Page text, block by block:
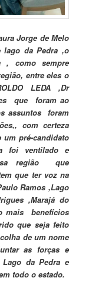
Jorge de Melo
lago da Pedra ,o
, como sempre
entre eles o
LEDA ,Dr
que foram ao
assuntos foram
com certeza
pré-candidato
foi ventilado e
região que
que ter voz na
Ramos ,Lago
,Marajá do
mais benefícios
que seja feito
de um nome
as forças e
da Pedra e
todo o estado.